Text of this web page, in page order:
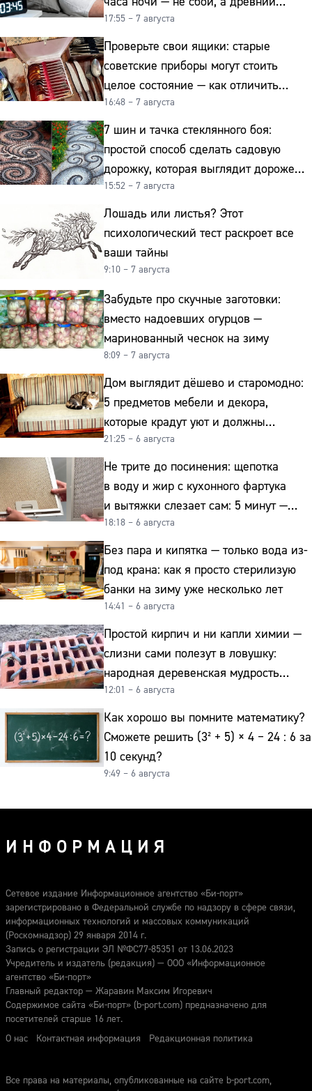
биологический ритм
17:55 – 7 августа
Проверьте свои ящики: старые
советские приборы могут стоить
целое состояние — как отличить
подделку от мельхиора
16:48 – 7 августа
7 шин и тачка стеклянного боя:
простой способ сделать садовую
дорожку, которая выглядит дороже
гранита
15:52 – 7 августа
Лошадь или листья? Этот
психологический тест раскроет все
ваши тайны
9:10 – 7 августа
Забудьте про скучные заготовки:
вместо надоевших огурцов —
маринованный чеснок на зиму
8:09 – 7 августа
Дом выглядит дёшево и старомодно:
5 предметов мебели и декора,
которые крадут уют и должны
отправиться на свалку прямо сейчас
21:25 – 6 августа
Не трите до посинения: щепотка
в воду и жир с кухонного фартука
и вытяжки слезает сам: 5 минут —
и сверкает как новая
18:18 – 6 августа
Без пара и кипятка — только вода из-
под крана: как я просто стерилизую
банки на зиму уже несколько лет
14:41 – 6 августа
Простой кирпич и ни капли химии —
слизни сами полезут в ловушку:
народная деревенская мудрость
реально работает
12:01 – 6 августа
Как хорошо вы помните математику?
Сможете решить (3² + 5) × 4 − 24 : 6 за
10 секунд?
9:49 – 6 августа
ИНФОРМАЦИЯ
Сетевое издание Информационное агентство «Би-порт»
зарегистрировано в Федеральной службе по надзору в сфере связи,
информационных технологий и массовых коммуникаций
(Роскомнадзор) 29 января 2014 г.
Запись о регистрации ЭЛ №ФС77-85351 от 13.06.2023
Учредитель и издатель (редакция) — ООО «Информационное
агентство «Би-порт»
Главный редактор — Жаравин Максим Игоревич
Содержимое сайта «Би-порт» (b-port.com) предназначено для
посетителей старше 16 лет.
О нас
Контактная информация Редакционная политика
Все права на материалы, опубликованные на сайте b-port.com,